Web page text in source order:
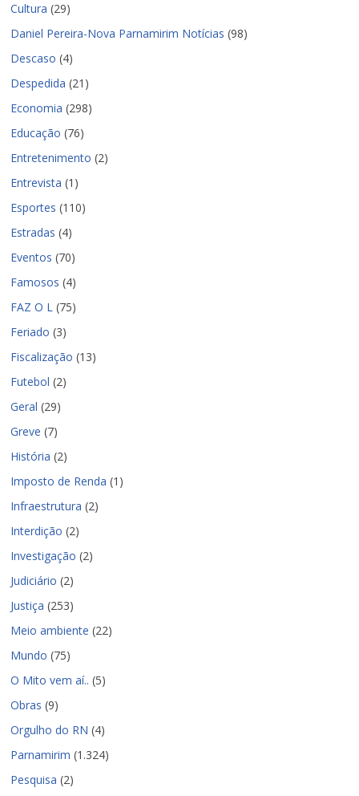
Cultura (29)
Daniel Pereira-Nova Parnamirim Notícias (98)
Descaso (4)
Despedida (21)
Economia (298)
Educação (76)
Entretenimento (2)
Entrevista (1)
Esportes (110)
Estradas (4)
Eventos (70)
Famosos (4)
FAZ O L (75)
Feriado (3)
Fiscalização (13)
Futebol (2)
Geral (29)
Greve (7)
História (2)
Imposto de Renda (1)
Infraestrutura (2)
Interdição (2)
Investigação (2)
Judiciário (2)
Justiça (253)
Meio ambiente (22)
Mundo (75)
O Mito vem aí.. (5)
Obras (9)
Orgulho do RN (4)
Parnamirim (1.324)
Pesquisa (2)